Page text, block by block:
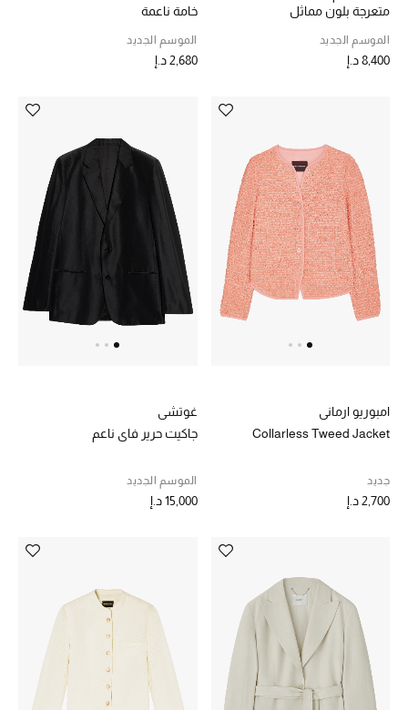
متعرجة بلون مماثل
الموسم الجديد
8,400 د.إ
خامة ناعمة
الموسم الجديد
2,680 د.إ
امبوريو ارماني
Collarless Tweed Jacket
جديد
2,700 د.إ
غوتشي
جاكيت حرير فاي ناعم
الموسم الجديد
15,000 د.إ